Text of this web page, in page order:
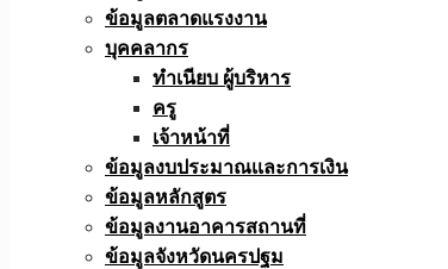
ข้อมูลตลาดแรงงาน
บุคคลากร
ทำเนียบ ผู้บริหาร
ครู
เจ้าหน้าที่
ข้อมูลงบประมาณเเละการเงิน
ข้อมูลหลักสูตร
ข้อมูลงานอาคารสถานที่
ข้อมูลจังหวัดนครปฐม